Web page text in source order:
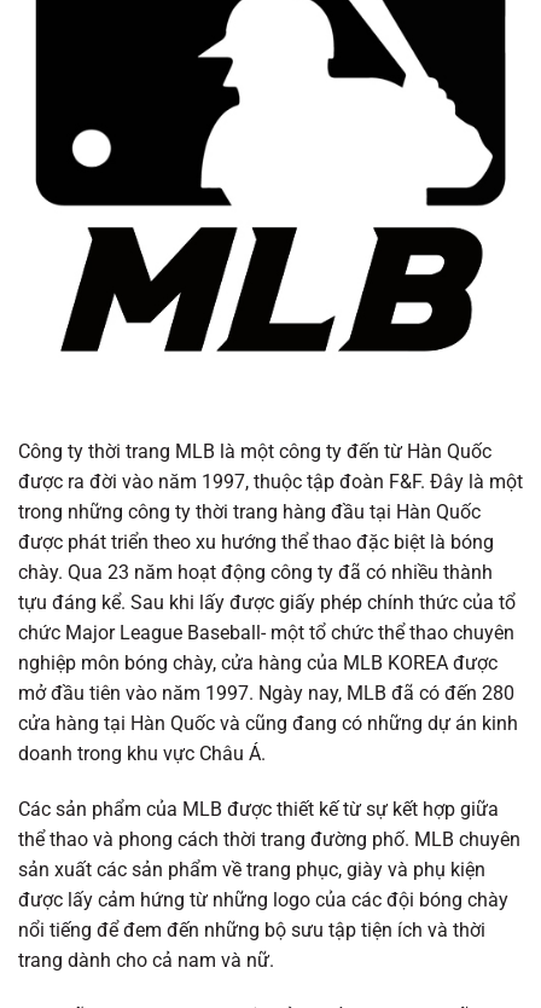
Công ty thời trang MLB là một công ty đến từ Hàn Quốc
được ra đời vào năm 1997, thuộc tập đoàn F&F. Đây là một
trong những công ty thời trang hàng đầu tại Hàn Quốc
được phát triển theo xu hướng thể thao đặc biệt là bóng
chày. Qua 23 năm hoạt động công ty đã có nhiều thành
tựu đáng kể. Sau khi lấy được giấy phép chính thức của tổ
chức Major League Baseball- một tổ chức thể thao chuyên
nghiệp môn bóng chày, cửa hàng của MLB KOREA được
mở đầu tiên vào năm 1997. Ngày nay, MLB đã có đến 280
cửa hàng tại Hàn Quốc và cũng đang có những dự án kinh
doanh trong khu vực Châu Á.
Các sản phẩm của MLB được thiết kế từ sự kết hợp giữa
thể thao và phong cách thời trang đường phố. MLB chuyên
sản xuất các sản phẩm về trang phục, giày và phụ kiện
được lấy cảm hứng từ những logo của các đội bóng chày
nổi tiếng để đem đến những bộ sưu tập tiện ích và thời
trang dành cho cả nam và nữ.